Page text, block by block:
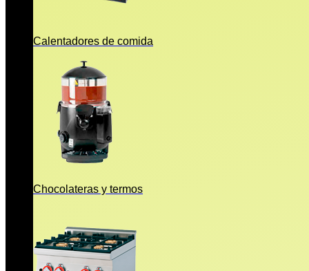
Calentadores de comida
Chocolateras y termos